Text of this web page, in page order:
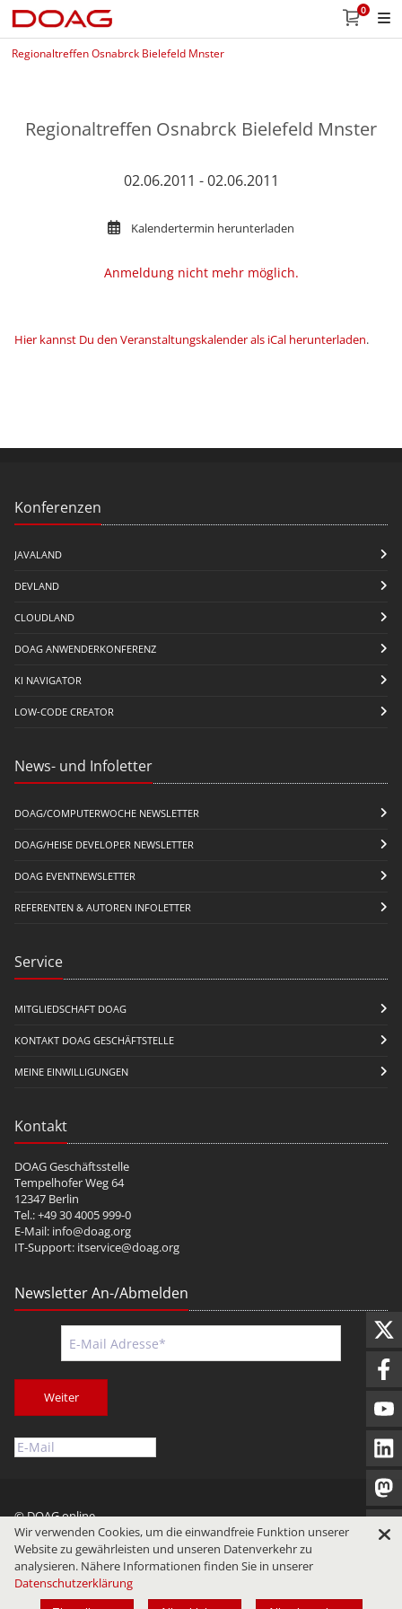
0
Regionaltreffen Osnabrck Bielefeld Mnster
Regionaltreffen Osnabrck Bielefeld Mnster
02.06.2011 - 02.06.2011
Kalendertermin herunterladen
Anmeldung nicht mehr möglich.
Hier kannst Du den Veranstaltungskalender als iCal herunterladen.
Konferenzen
JAVALAND
DEVLAND
CLOUDLAND
DOAG ANWENDERKONFERENZ
KI NAVIGATOR
LOW-CODE CREATOR
News- und Infoletter
DOAG/COMPUTERWOCHE NEWSLETTER
DOAG/HEISE DEVELOPER NEWSLETTER
DOAG EVENTNEWSLETTER
REFERENTEN & AUTOREN INFOLETTER
Service
MITGLIEDSCHAFT DOAG
KONTAKT DOAG GESCHÄFTSTELLE
MEINE EINWILLIGUNGEN
Kontakt
DOAG Geschäftsstelle
Tempelhofer Weg 64
12347 Berlin
Tel.: +49 30 4005 999-0
E-Mail: info@doag.org
IT-Support: itservice@doag.org
Newsletter An-/Abmelden
Weiter
© DOAG online
Impressum
Datenschutz Nutzungsbedingungen
Wir verwenden Cookies, um die einwandfreie Funktion unserer
Website zu gewährleisten und unseren Datenverkehr zu
analysieren. Nähere Informationen finden Sie in unserer
Datenschutzerklärung